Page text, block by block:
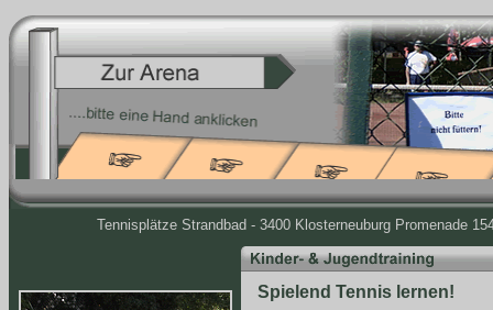
Tennisplätze Strandbad - 3400 Klosterneuburg Promenade
Spielend Tennis lernen!